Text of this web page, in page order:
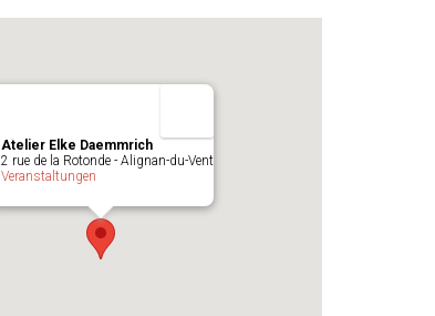
Atelier Elke Daemmrich
2 rue de la Rotonde - Alignan-du-Vent
Veranstaltungen